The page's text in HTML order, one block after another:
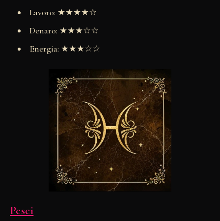
Lavoro: ★★★★☆
Denaro: ★★★☆☆
Energia: ★★★☆☆
Pesci